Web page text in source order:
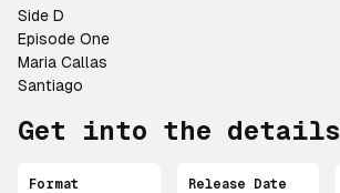
Side D
Episode One
Maria Callas
Santiago
Get into the details
Format Release Date